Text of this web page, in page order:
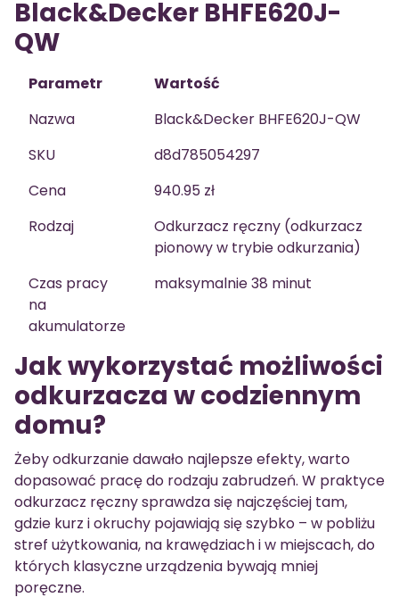
Black&Decker BHFE620J-
QW
Parametr
Wartość
Nazwa
Black&Decker BHFE620J-QW
SKU
d8d785054297
Cena
940.95 zł
Rodzaj
Odkurzacz ręczny (odkurzacz
pionowy w trybie odkurzania)
Czas pracy
na
akumulatorze
maksymalnie 38 minut
Jak wykorzystać możliwości
odkurzacza w codziennym
domu?
Żeby odkurzanie dawało najlepsze efekty, warto
dopasować pracę do rodzaju zabrudzeń. W praktyce
odkurzacz ręczny sprawdza się najczęściej tam,
gdzie kurz i okruchy pojawiają się szybko – w pobliżu
stref użytkowania, na krawędziach i w miejscach, do
których klasyczne urządzenia bywają mniej
poręczne.